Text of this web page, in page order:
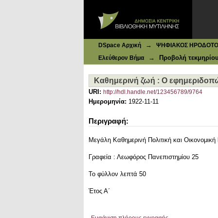
DSpace Αρχική → ΨΗΦΙΑΚΟΣ ΗΡΟΔΟΤΟΣ:
Ελεύθερον Βήμα
→ Προβολή τεκμηρίου
Καθημερινή ζωή : Ο
URI: http://hdl.handle.net/123456789/9764
Ημερομηνία: 1922-11-11
Περιγραφή:
Μεγάλη Καθημερινή Πολιτική και Οικονομική
Γραφεία : Λεωφόρος Πανεπιστημίου 25
Το φύλλον λεπτά 50
Έτος Α΄